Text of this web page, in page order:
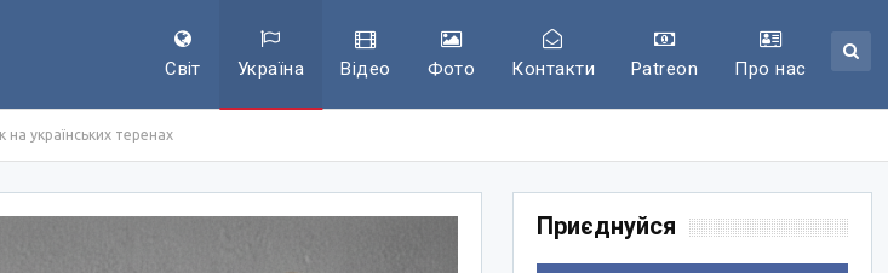
Світ Україна Відео Фото Контакти Patreon Про нас
українських теренах
Приєднуйся